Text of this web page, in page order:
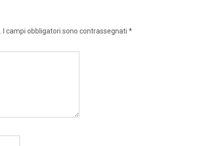
I campi obbligatori sono contrassegnati *